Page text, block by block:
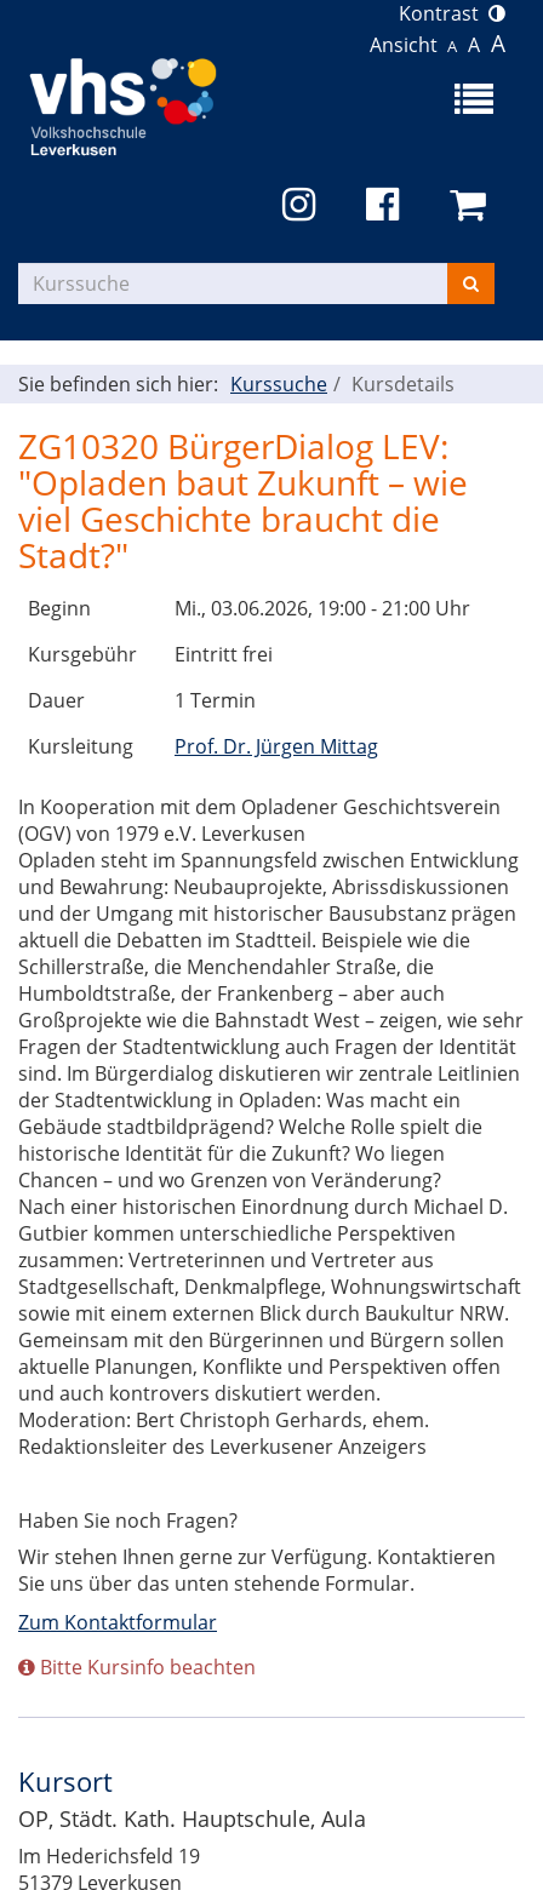
Kontrast
Ansicht A A A
Menü
Kurse
suchen
Sie befinden sich hier: Kurssuche Kursdetails
ZG10320 BürgerDialog LEV:
"Opladen baut Zukunft – wie
viel Geschichte braucht die
Stadt?"
Beginn Mi., 03.06.2026, 19:00 - 21:00 Uhr
Kursgebühr
Eintritt frei
Dauer
1 Termin
Kursleitung
Prof. Dr. Jürgen Mittag
In Kooperation mit dem Opladener Geschichtsverein
(OGV) von 1979 e.V. Leverkusen
Opladen steht im Spannungsfeld zwischen Entwicklung
und Bewahrung: Neubauprojekte, Abrissdiskussionen
und der Umgang mit historischer Bausubstanz prägen
aktuell die Debatten im Stadtteil. Beispiele wie die
Schillerstraße, die Menchendahler Straße, die
Humboldtstraße, der Frankenberg – aber auch
Großprojekte wie die Bahnstadt West – zeigen, wie sehr
Fragen der Stadtentwicklung auch Fragen der Identität
sind. Im Bürgerdialog diskutieren wir zentrale Leitlinien
der Stadtentwicklung in Opladen: Was macht ein
Gebäude stadtbildprägend? Welche Rolle spielt die
historische Identität für die Zukunft? Wo liegen
Chancen – und wo Grenzen von Veränderung?
Nach einer historischen Einordnung durch Michael D.
Gutbier kommen unterschiedliche Perspektiven
zusammen: Vertreterinnen und Vertreter aus
Stadtgesellschaft, Denkmalpflege, Wohnungswirtschaft
sowie mit einem externen Blick durch Baukultur NRW.
Gemeinsam mit den Bürgerinnen und Bürgern sollen
aktuelle Planungen, Konflikte und Perspektiven offen
und auch kontrovers diskutiert werden.
Moderation: Bert Christoph Gerhards, ehem.
Redaktionsleiter des Leverkusener Anzeigers
Haben Sie noch Fragen?
Wir stehen Ihnen gerne zur Verfügung. Kontaktieren
Sie uns über das unten stehende Formular.
Zum Kontaktformular
Bitte Kursinfo beachten
Kursort
OP, Städt. Kath. Hauptschule, Aula
Adresse:
Im Hederichsfeld 19
51379 Leverkusen